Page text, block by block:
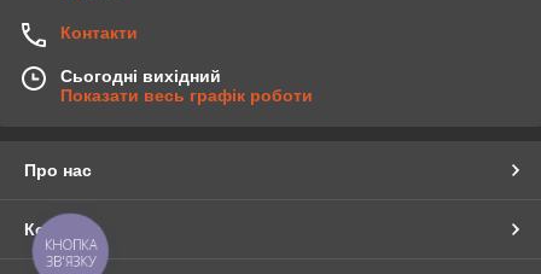
Контакти
Сьогодні вихідний
Показати весь графік роботи
Про нас
Контакти
КНОПКА
ЗВ'ЯЗКУ